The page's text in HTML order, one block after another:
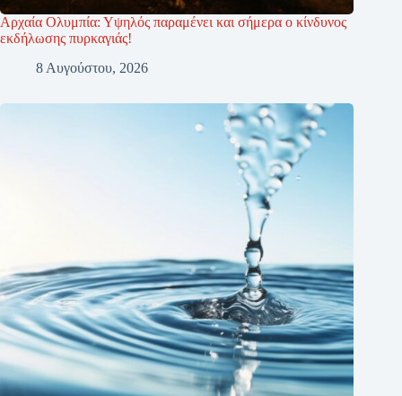
Αρχαία Ολυμπία: Υψηλός παραμένει και σήμερα ο κίνδυνος
εκδήλωσης πυρκαγιάς!
8 Αυγούστου, 2026